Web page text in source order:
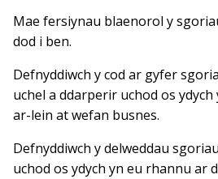
Mae fersiynau blaenorol y
dod i ben.
Defnyddiwch y cod ar gyfer
uchel a ddarperir uchod os ydych
ar-lein at wefan busnes.
Defnyddiwch y delweddau
uchod os ydych yn eu rhannu ar